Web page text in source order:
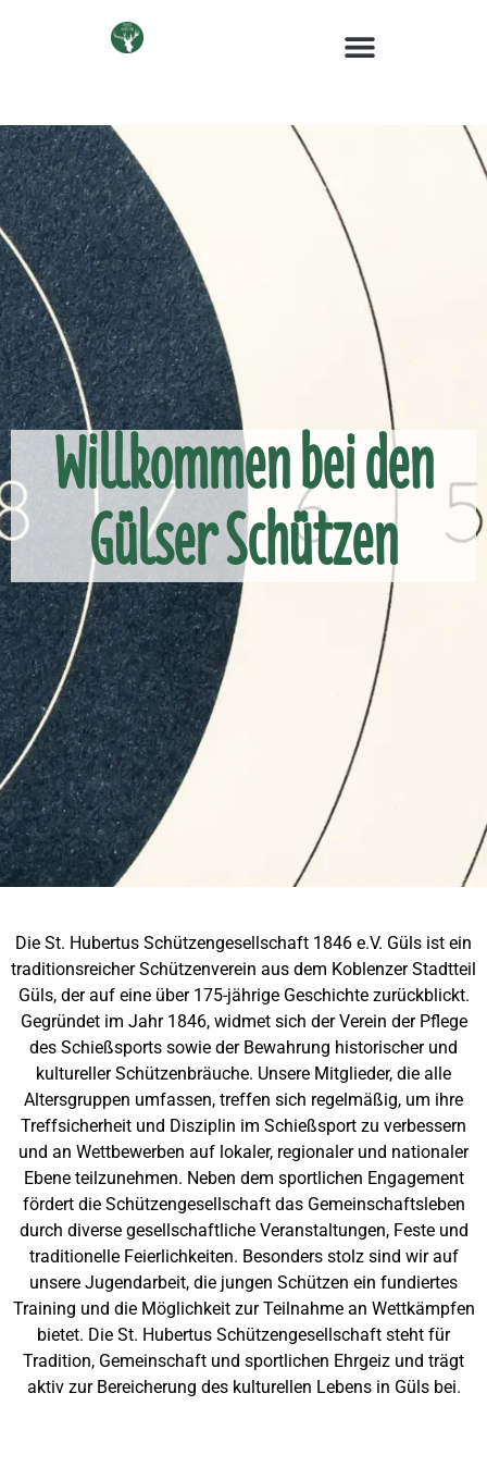
Willkommen bei den
Gülser Schützen
Die St. Hubertus Schützengesellschaft 1846 e.V. Güls ist ein
traditionsreicher Schützenverein aus dem Koblenzer Stadtteil
Güls, der auf eine über 175-jährige Geschichte zurückblickt.
Gegründet im Jahr 1846, widmet sich der Verein der Pflege
des Schießsports sowie der Bewahrung historischer und
kultureller Schützenbräuche. Unsere Mitglieder, die alle
Altersgruppen umfassen, treffen sich regelmäßig, um ihre
Treffsicherheit und Disziplin im Schießsport zu verbessern
und an Wettbewerben auf lokaler, regionaler und nationaler
Ebene teilzunehmen. Neben dem sportlichen Engagement
fördert die Schützengesellschaft das Gemeinschaftsleben
durch diverse gesellschaftliche Veranstaltungen, Feste und
traditionelle Feierlichkeiten. Besonders stolz sind wir auf
unsere Jugendarbeit, die jungen Schützen ein fundiertes
Training und die Möglichkeit zur Teilnahme an Wettkämpfen
bietet. Die St. Hubertus Schützengesellschaft steht für
Tradition, Gemeinschaft und sportlichen Ehrgeiz und trägt
aktiv zur Bereicherung des kulturellen Lebens in Güls bei.